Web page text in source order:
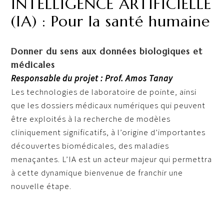
(IA) : Pour la santé humaine
Donner du sens aux données biologiques et
médicales
Responsable du projet : Prof. Amos Tanay
Les technologies de laboratoire de pointe, ainsi
que les dossiers médicaux numériques qui peuvent
être exploités à la recherche de modèles
cliniquement significatifs, à l’origine d’importantes
découvertes biomédicales, des maladies
menaçantes. L’IA est un acteur majeur qui permettra
à cette dynamique bienvenue de franchir une
nouvelle étape.